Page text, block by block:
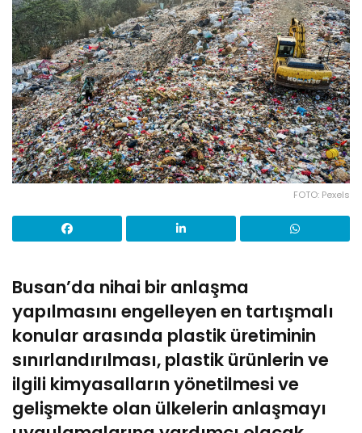
FOTO: Pexels
Busan’da nihai bir anlaşma
yapılmasını engelleyen en tartışmalı
konular arasında plastik üretiminin
sınırlandırılması, plastik ürünlerin ve
ilgili kimyasalların yönetilmesi ve
gelişmekte olan ülkelerin anlaşmayı